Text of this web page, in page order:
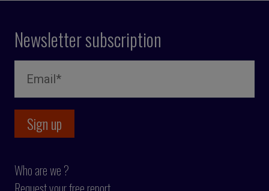
Newsletter subscription
Who are we ?